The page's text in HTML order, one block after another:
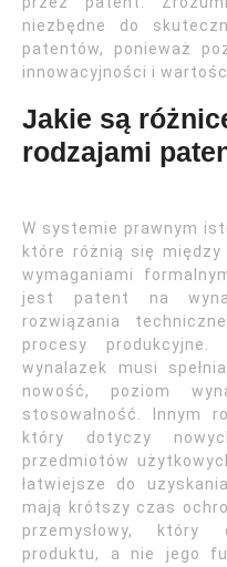
niezbędne do
patentów, ponieważ
innowacyjności i
Jakie są
rodzajami
W systemie prawnym
które różnią się
wymaganiami
jest patent na
rozwiązania
procesy
wynalazek musi
nowość, poziom
stosowalność. Innym
który dotyczy
przedmiotów
łatwiejsze do
mają krótszy czas
przemysłowy, który
produktu, a nie jego